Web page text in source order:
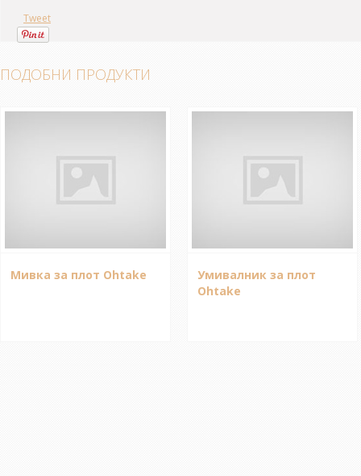
Tweet
ПОДОБНИ ПРОДУКТИ
Мивка за плот Ohtake
Умивалник за плот
Ohtake